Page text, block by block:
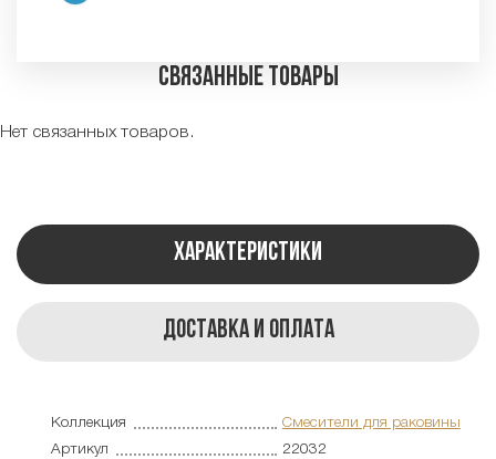
Связанные товары
Нет связанных товаров.
Характеристики
Доставка и оплата
Коллекция
Смесители для раковины
Артикул
22032